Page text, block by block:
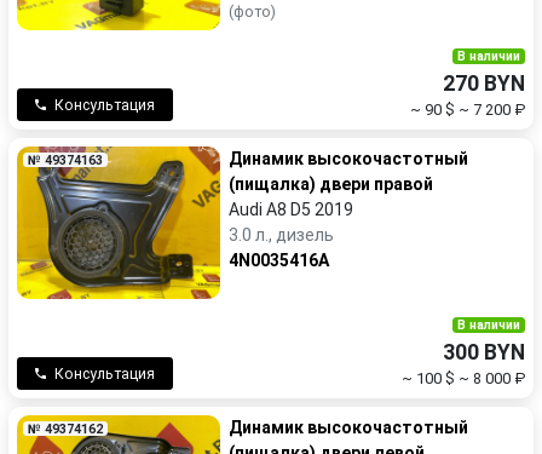
(фото)
Консультация
В наличии
270 BYN
~ 90 $ ~ 7 200 ₽
№ 49374163
Динамик высокочастотный
(пищалка) двери правой
Audi A8 D5 2019
3.0 л., дизель
4N0035416A
Консультация
В наличии
300 BYN
~ 100 $ ~ 8 000 ₽
№ 49374162
Динамик высокочастотный